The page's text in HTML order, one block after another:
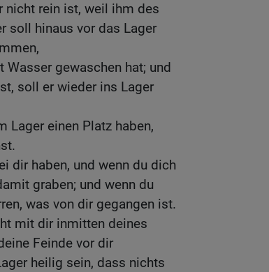
nicht rein ist, weil ihm des
soll hinaus vor das Lager
gewaschen hat; und
soll er wieder ins Lager
Lager einen Platz haben,
dir haben, und wenn du dich
graben; und wenn du
was von dir gegangen ist.
mit dir inmitten deines
Feinde vor dir
heilig sein, dass nichts